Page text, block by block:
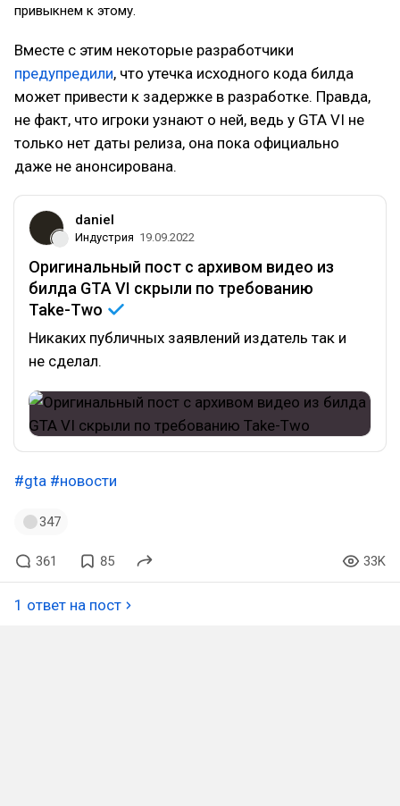
привыкнем к этому.
Вместе с этим некоторые разработчики
предупредили, что утечка исходного кода билда
может привести к задержке в разработке. Правда,
не факт, что игроки узнают о ней, ведь у GTA VI не
только нет даты релиза, она пока официально
даже не анонсирована.
daniel
Индустрия 19.09.2022
Оригинальный пост с архивом видео из
билда GTA VI скрыли по требованию
Take-Two
Никаких публичных заявлений издатель так и
не сделал.
#gta #новости
347
361 85 33K
1 ответ на пост